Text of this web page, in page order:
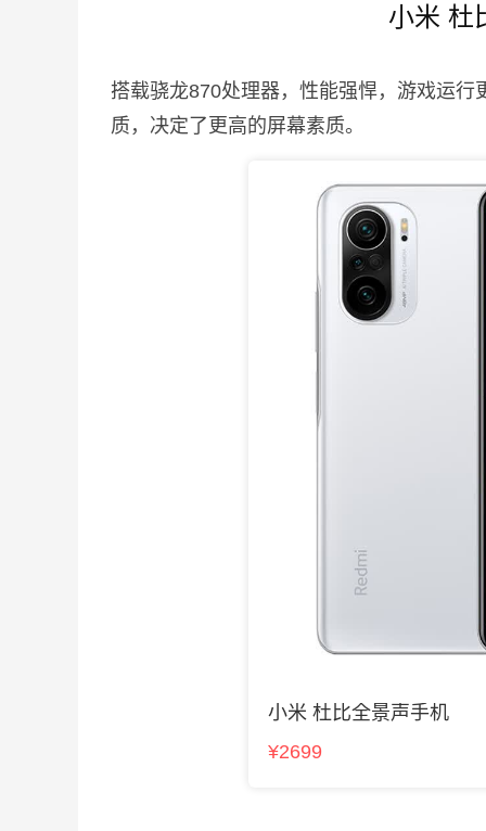
小米 杜
搭载骁龙870处理器，性能强悍，游戏运
质，决定了更高的屏幕素质。
小米 杜比全景声手机
¥2699